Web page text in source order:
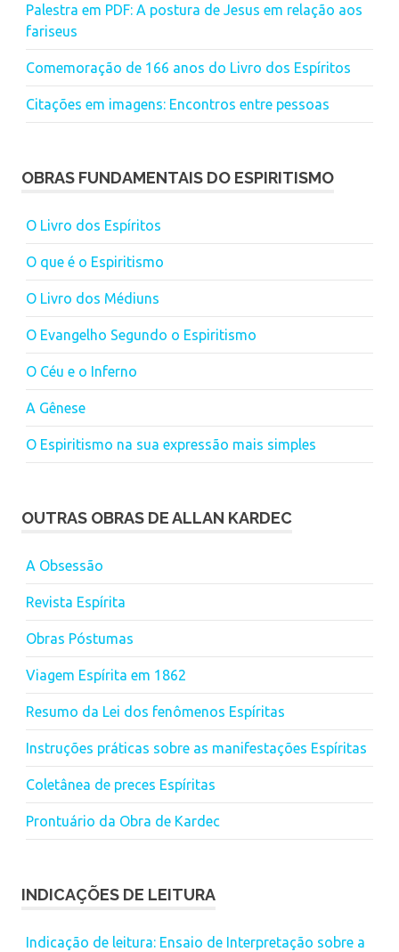
Palestra em PDF: A postura de Jesus em relação aos
fariseus
Comemoração de 166 anos do Livro dos Espíritos
Citações em imagens: Encontros entre pessoas
OBRAS FUNDAMENTAIS DO ESPIRITISMO
O Livro dos Espíritos
O que é o Espiritismo
O Livro dos Médiuns
O Evangelho Segundo o Espiritismo
O Céu e o Inferno
A Gênese
O Espiritismo na sua expressão mais simples
OUTRAS OBRAS DE ALLAN KARDEC
A Obsessão
Revista Espírita
Obras Póstumas
Viagem Espírita em 1862
Resumo da Lei dos fenômenos Espíritas
Instruções práticas sobre as manifestações Espíritas
Coletânea de preces Espíritas
Prontuário da Obra de Kardec
INDICAÇÕES DE LEITURA
Indicação de leitura: Ensaio de Interpretação sobre a